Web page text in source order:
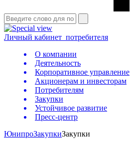
Личный кабинет потребителя
О компании
Деятельность
Корпоративное управление
Акционерам и инвесторам
Потребителям
Закупки
Устойчивое развитие
Пресс-центр
ЮнипроЗакупкиЗакупки